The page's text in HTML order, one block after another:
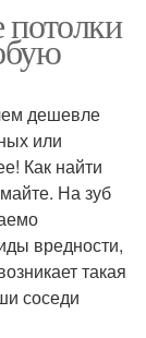
дешевле
или
Как найти
На зуб
вредности,
такая
соседи